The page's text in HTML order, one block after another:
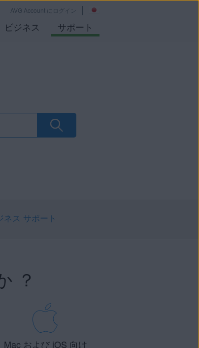
AVG Account にログイン
ビジネス サポート
ネス サポート
？
Mac および iOS 向け